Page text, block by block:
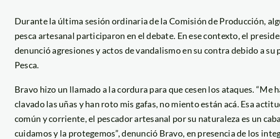
Durante la última sesión ordinaria de la Comisión de Producción,
pesca artesanal participaron en el debate. En ese contexto, el
denunció agresiones y actos de vandalismo en su contra debido a su
Pesca.
Bravo hizo un llamado a la cordura para que cesen los ataques. “Me
clavado las uñas y han roto mis gafas, no miento están acá. Esa
común y corriente, el pescador artesanal por su naturaleza es un
cuidamos y la protegemos”, denunció Bravo, en presencia de los